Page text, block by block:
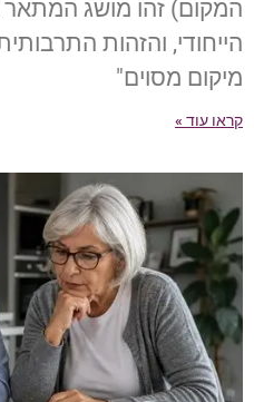
המקום) זהו מושג המתאר
הייחודי, והזהות
מיקום מסוים"
קראו עוד »